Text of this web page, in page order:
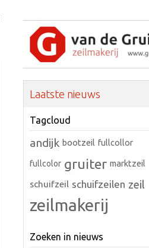
Laatste nieuws
Tagcloud
andijk bootzeil fullcollor
fullcolor gruiter marktzeil
schuifzeil schuifzeilen zeil
zeilmakerij
Zoeken in nieuws